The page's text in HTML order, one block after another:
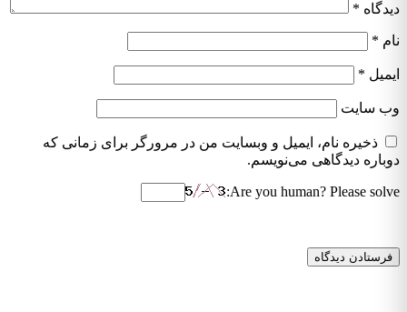
دیدگاه *
نام *
ایمیل *
وب‌ سایت
ذخیره نام، ایمیل و وبسایت من در مرورگر برای زمانی که
دوباره دیدگاهی می‌نویسم.
Are you human? Please solve: